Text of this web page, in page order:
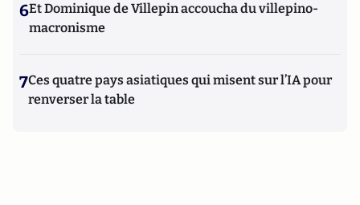
6Et Dominique de Villepin accoucha du villepino-
macronisme
7Ces quatre pays asiatiques qui misent sur l’IA pour
renverser la table